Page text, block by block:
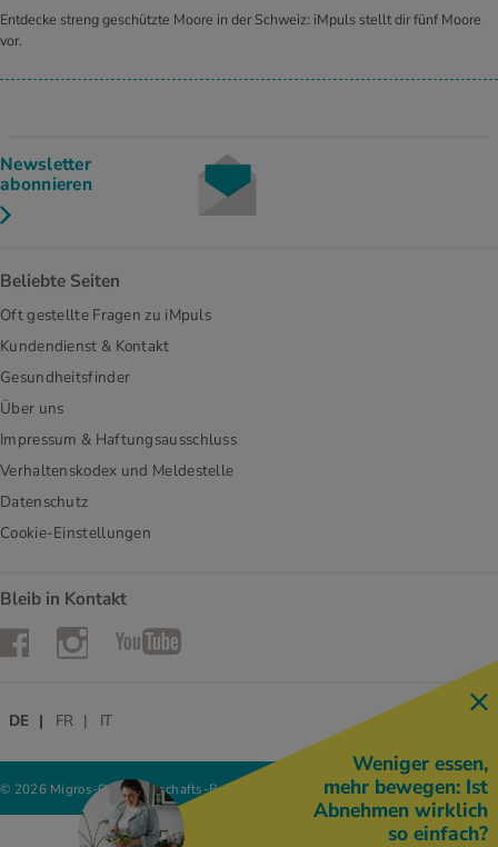
Entdecke streng geschützte Moore in der Schweiz: iMpuls stellt dir fünf Moore
vor.
Newsletter
abonnieren
Beliebte Seiten
Oft gestellte Fragen zu iMpuls
Kundendienst & Kontakt
Gesundheitsfinder
Über uns
Impressum & Haftungsausschluss
Verhaltenskodex und Meldestelle
Datenschutz
Cookie-Einstellungen
Bleib in Kontakt
FacebookInstagramYouTube
© 2026 Migros-Genossenschafts-Bund
DE FR IT
Weniger essen,
mehr bewegen: Ist
Abnehmen wirklich
so einfach?